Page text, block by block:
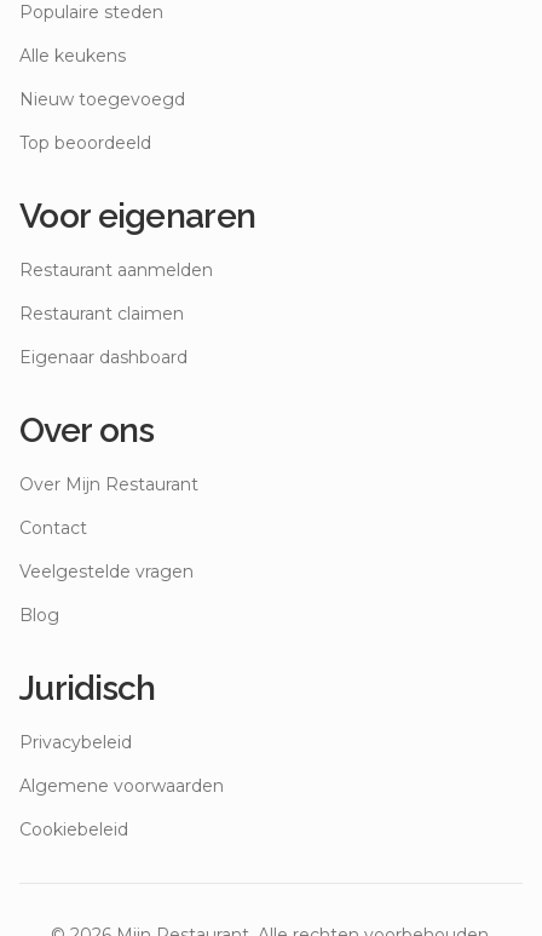
Populaire steden
Alle keukens
Nieuw toegevoegd
Top beoordeeld
Voor eigenaren
Restaurant aanmelden
Restaurant claimen
Eigenaar dashboard
Over ons
Over Mijn Restaurant
Contact
Veelgestelde vragen
Blog
Juridisch
Privacybeleid
Algemene voorwaarden
Cookiebeleid